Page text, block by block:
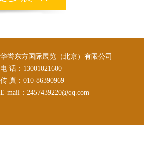
华誉东方国际展览（北京）有限公司
电 话：13001021600
传 真：010-86390969
E-mail：2457439220@qq.com